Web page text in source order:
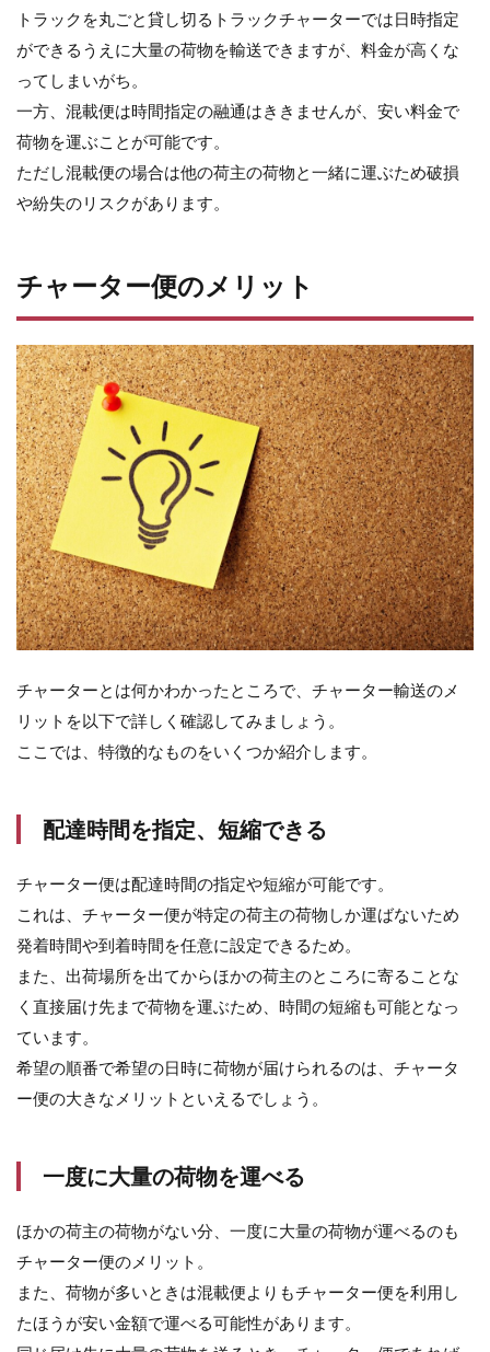
7
ま
め
トラックを丸ごと貸し切るトラックチャーターでは日時指定
ができるうえに大量の荷物を輸送できますが、料金が高くな
ってしまいがち。
一方、混載便は時間指定の融通はききませんが、安い料金で
荷物を運ぶことが可能です。
ただし混載便の場合は他の荷主の荷物と一緒に運ぶため破損
や紛失のリスクがあります。
チャーター便のメリット
チャーターとは何かわかったところで、チャーター輸送のメ
リットを以下で詳しく確認してみましょう。
ここでは、特徴的なものをいくつか紹介します。
配達時間を指定、短縮できる
チャーター便は配達時間の指定や短縮が可能です。
これは、チャーター便が特定の荷主の荷物しか運ばないため
発着時間や到着時間を任意に設定できるため。
また、出荷場所を出てからほかの荷主のところに寄ることな
く直接届け先まで荷物を運ぶため、時間の短縮も可能となっ
ています。
希望の順番で希望の日時に荷物が届けられるのは、チャータ
ー便の大きなメリットといえるでしょう。
一度に大量の荷物を運べる
ほかの荷主の荷物がない分、一度に大量の荷物が運べるのも
チャーター便のメリット。
また、荷物が多いときは混載便よりもチャーター便を利用し
たほうが安い金額で運べる可能性があります。